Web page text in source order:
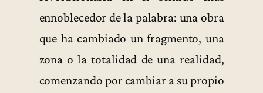
ennoblecedor de la palabra: una obra
que ha cambiado un fragmento, una
zona o la totalidad de una realidad,
comenzando por cambiar a su propio